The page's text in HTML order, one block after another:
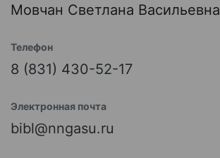
Мовчан Светлана Васильевна
Телефон
8 (831) 430-52-17
Электронная почта
bibl@nngasu.ru